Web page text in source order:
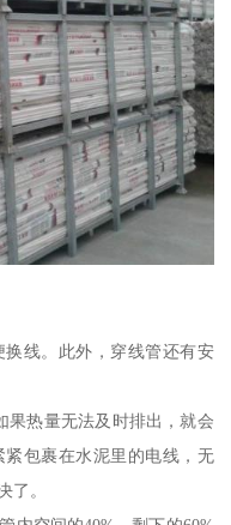
线。此外，穿线管还有安
果热量无法及时排出，就会
包裹在水泥里的电线，无
了。